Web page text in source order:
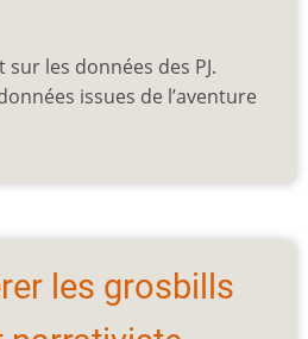
sur les données des PJ.
issues de l’aventure
les grosbills